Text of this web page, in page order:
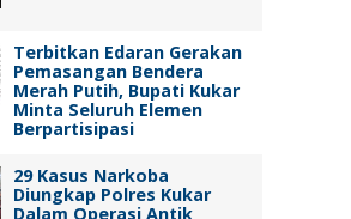
Terbitkan Edaran Gerakan
Pemasangan Bendera
Merah Putih, Bupati Kukar
Minta Seluruh Elemen
Berpartisipasi
29 Kasus Narkoba
Diungkap Polres Kukar
Dalam Operasi Antik